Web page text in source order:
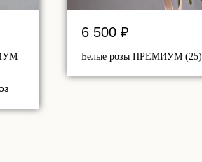
6 500 ₽
Белые розы ПРЕМИУМ (25)